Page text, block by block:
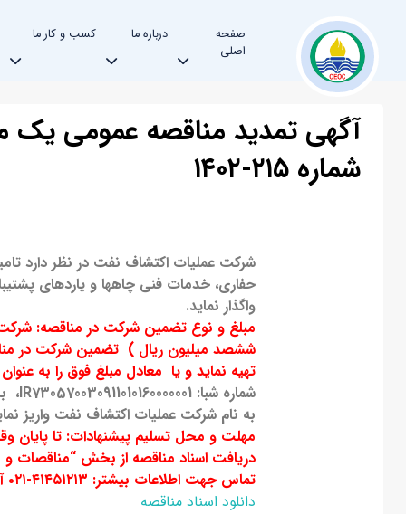
صفحه
اصلی
درباره ما کسب و کار ما
آگهی تمدید مناقصه عمومی یک
شماره ۲۱۵-۱۴۰۲
شرکت عملیات اکتشاف نفت در نظر دارد
حفاری، خدمات فنی چاهها و یاردهای
واگذار نماید.
مبلغ و نوع تضمین شرکت در مناقصه:
تهیه نماید و یا معادل مبلغ فوق را به عنوان
شماره شبا: IR730570030911010160000001،
به نام شرکت عملیات اکتشاف نفت واریز
مهلت و محل تسلیم پیشنهادات: تا پایان وقت
دریافت اسناد مناقصه از بخش “مناقصات
تماس جهت اطلاعات بیشتر: ۴۱۴۵۱۲۱۳-۰۲۱ آقای اخگری (امور فنی ) و ۴۱۴۵۱۲۳۰-۰۲۱ خانم حسن پور (امور حقوقی)
دانلود اسناد مناقصه